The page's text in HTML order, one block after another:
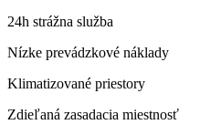
24h strážna služba
Nízke prevádzkové náklady
Klimatizované priestory
Zdieľaná zasadacia miestnosť